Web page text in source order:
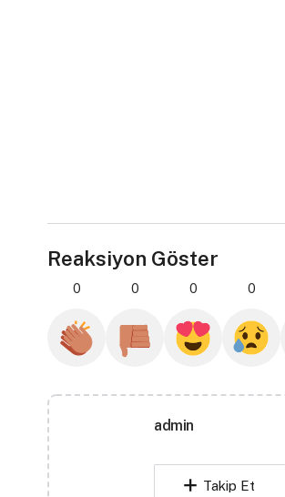
Reaksiyon Göster
0 0 0 0
admin
Takip Et